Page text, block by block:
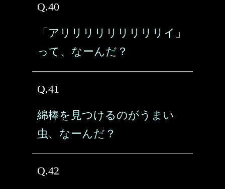
Q.40
「アリリリリリリリリリイ」
って、なーんだ？
Q.41
綿棒を見つけるのがうまい
虫、なーんだ？
Q.42